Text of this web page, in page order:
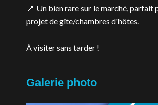
📍 Un bien rare sur le marché, parfait
projet de gîte/chambres d'hôtes.
À visiter sans tarder !
Galerie photo